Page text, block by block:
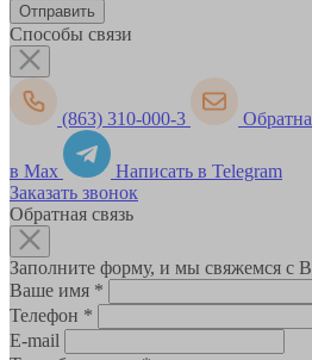
Способы связи
(863) 310-000-3
в Max
Написать в Telegram
Заказать звонок
Обратная связь
Заполните форму, и мы свяжемся с
Ваше имя *
Телефон *
E-mail